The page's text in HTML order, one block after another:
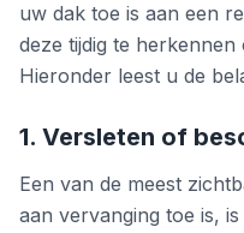
uw dak toe is aan een
deze tijdig te
Hieronder leest u de
1. Versleten of
Een van de meest
aan vervanging toe is,